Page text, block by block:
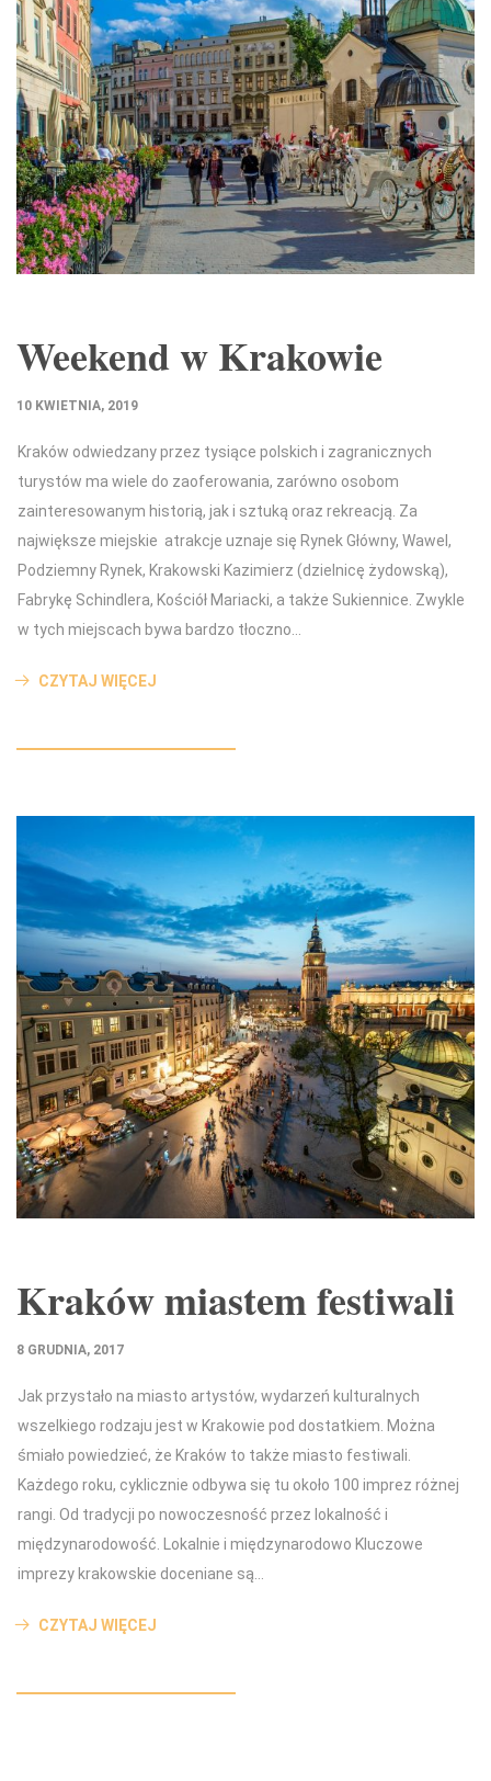
Weekend w Krakowie
10 KWIETNIA, 2019
Kraków odwiedzany przez tysiące polskich i zagranicznych
turystów ma wiele do zaoferowania, zarówno osobom
zainteresowanym historią, jak i sztuką oraz rekreacją. Za
największe miejskie atrakcje uznaje się Rynek Główny, Wawel,
Podziemny Rynek, Krakowski Kazimierz (dzielnicę żydowską),
Fabrykę Schindlera, Kościół Mariacki, a także Sukiennice. Zwykle
w tych miejscach bywa bardzo tłoczno…
CZYTAJ WIĘCEJ
Kraków miastem festiwali
8 GRUDNIA, 2017
Jak przystało na miasto artystów, wydarzeń kulturalnych
wszelkiego rodzaju jest w Krakowie pod dostatkiem. Można
śmiało powiedzieć, że Kraków to także miasto festiwali.
Każdego roku, cyklicznie odbywa się tu około 100 imprez różnej
rangi. Od tradycji po nowoczesność przez lokalność i
międzynarodowość. Lokalnie i międzynarodowo Kluczowe
imprezy krakowskie doceniane są…
CZYTAJ WIĘCEJ